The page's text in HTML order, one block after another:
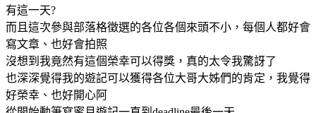
有這一天?
而且這次參與部落格徵選的各位各個來頭不小，每個人都好會
寫文章、也好會拍照
沒想到我竟然有這個榮幸可以得獎，真的太令我驚訝了
也深深覺得我的遊記可以獲得各位大哥大姊們的肯定，我覺得
好榮幸、也好開心阿